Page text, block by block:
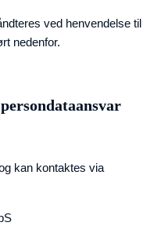
ved henvendelse til
nedenfor.
kan kontaktes via